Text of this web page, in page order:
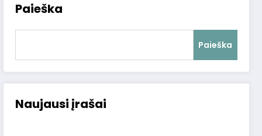
Paieška
Paieška
Naujausi įrašai